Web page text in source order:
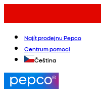
Najít prodejnu Pepco
Centrum pomoci
Čeština